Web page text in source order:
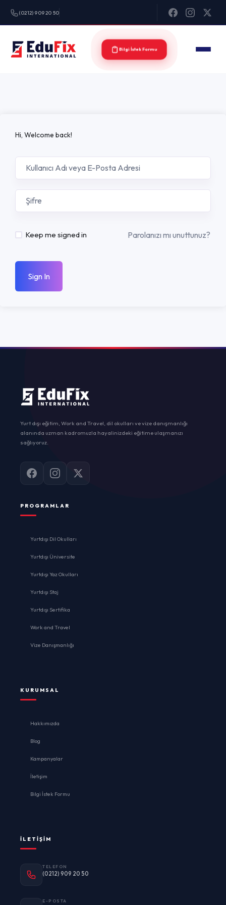
(0212) 909 20 50
Bilgi İstek Formu
Hi, Welcome back!
Keep me signed in Parolanızı mı unuttunuz?
Sign In
Yurt dışı eğitim, Work and Travel, dil okulları ve vize danışmanlığı
alanında uzman kadromuzla hayalinizdeki eğitime ulaşmanızı
sağlıyoruz.
PROGRAMLAR
Yurtdışı Dil Okulları
Yurtdışı Üniversite
Yurtdışı Yaz Okulları
Yurtdışı Staj
Yurtdışı Sertifika
Work and Travel
Vize Danışmanlığı
KURUMSAL
Hakkımızda
Blog
Kampanyalar
İletişim
Bilgi İstek Formu
İLETIŞIM
TELEFON
(0212) 909 20 50
E-POSTA